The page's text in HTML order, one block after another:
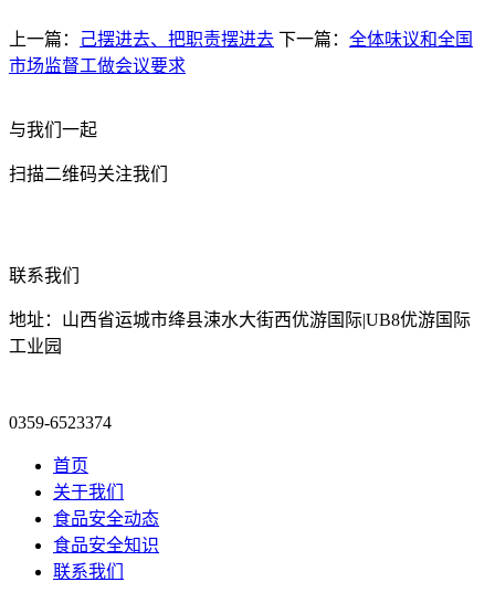
上一篇： 己摆进去、把职责摆进去 下一篇： 全体味议和全国
市场监督工做会议要求
与我们一起
扫描二维码关注我们
联系我们
地址：山西省运城市绛县涑水大街西优游国际|UB8优游国际
工业园
0359-6523374
首页
关于我们
食品安全动态
食品安全知识
联系我们